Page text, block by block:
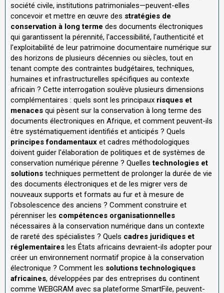
société civile, institutions patrimoniales—peuvent-elles
concevoir et mettre en œuvre des stratégies de
conservation à long terme des documents électroniques
qui garantissent la pérennité, l'accessibilité, l'authenticité et
l'exploitabilité de leur patrimoine documentaire numérique sur
des horizons de plusieurs décennies ou siècles, tout en
tenant compte des contraintes budgétaires, techniques,
humaines et infrastructurelles spécifiques au contexte
africain ? Cette interrogation soulève plusieurs dimensions
complémentaires : quels sont les principaux risques et
menaces qui pèsent sur la conservation à long terme des
documents électroniques en Afrique, et comment peuvent-ils
être systématiquement identifiés et anticipés ? Quels
principes fondamentaux et cadres méthodologiques
doivent guider l'élaboration de politiques et de systèmes de
conservation numérique pérenne ? Quellestechnologies et
solutions techniques permettent de prolonger la durée de vie
des documents électroniques et de les migrer vers de
nouveaux supports et formats au fur et à mesure de
l'obsolescence des anciens ? Comment construire et
pérenniser les compétences organisationnelles
nécessaires à la conservation numérique dans un contexte
de rareté des spécialistes ? Quels cadres juridiques et
réglementaires les États africains devraient-ils adopter pour
créer un environnement normatif propice à la conservation
électronique ? Comment les solutions technologiques
africaines, développées par des entreprises du continent
comme WEBGRAM avec sa plateforme SmartFile, peuvent-